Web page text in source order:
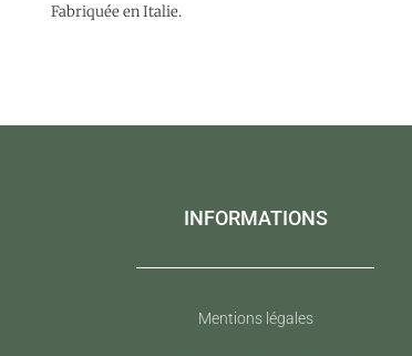
Fabriquée en Italie.
INFORMATIONS
Mentions légales